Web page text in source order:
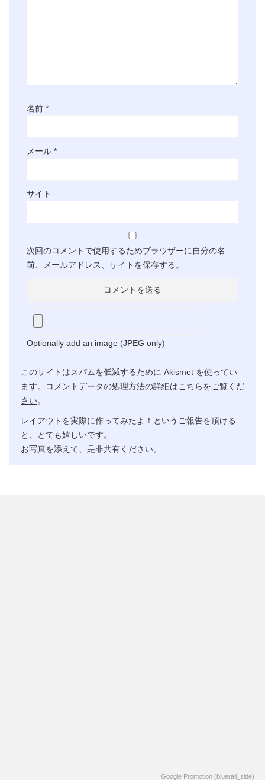
名前 *
メール *
サイト
次回のコメントで使用するためブラウザーに自分の名
前、メールアドレス、サイトを保存する。
Optionally add an image (JPEG only)
このサイトはスパムを低減するために Akismet を使ってい
ます。
コメントデータの処理方法の詳細はこちらをご覧くだ
さい。
レイアウトを実際に作ってみたよ！というご報告を頂ける
と、とても嬉しいです。
お写真を添えて、是非共有ください。
Google Promotion (bluerail_side)